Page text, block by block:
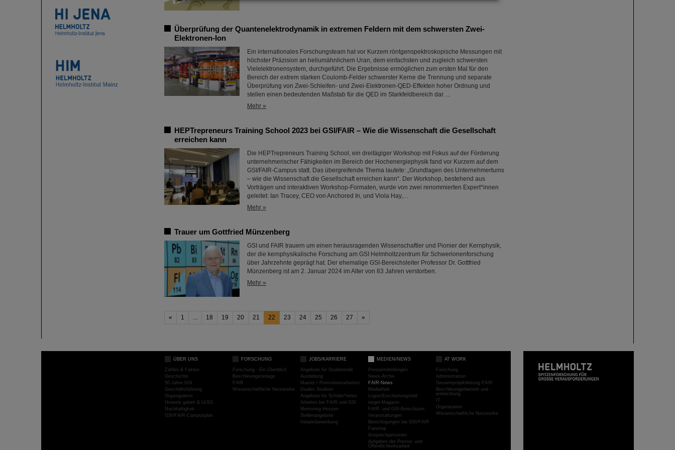
Überprüfung der Quantenelektrodynamik in extremen Feldern mit dem schwersten Zwei-
Elektronen-Ion
Ein internationales Forschungsteam hat vor Kurzem röntgenspektroskopische Messungen mit
höchster Präzision an heliumähnlichem Uran, dem einfachsten und zugleich schwersten
Vielelektronensystem, durchgeführt. Die Ergebnisse ermöglichen zum ersten Mal für den
Bereich der extrem starken Coulomb-Felder schwerster Kerne die Trennung und separate
Überprüfung von Zwei-Schleifen- und Zwei-Elektronen-QED-Effekten hoher Ordnung und
stellen einen bedeutenden Maßstab für die QED im Starkfeldbereich dar. ...
Mehr »
HEPTrepreneurs Training School 2023 bei GSI/FAIR – Wie die Wissenschaft die Gesellschaft
erreichen kann
Die HEPTrepreneurs Training School, ein dreitägiger Workshop mit Fokus auf der Förderung
unternehmerischer Fähigkeiten im Bereich der Hochenergiephysik fand vor Kurzem auf dem
GSI/FAIR-Campus statt. Das übergreifende Thema lautete: „Grundlagen des Unternehmertums
– wie die Wissenschaft die Gesellschaft erreichen kann“. Der Workshop, bestehend aus
Vorträgen und interaktiven Workshop-Formaten, wurde von zwei renommierten Expert*innen
geleitet: Ian Tracey, CEO von Anchored In, und Viola Hay,…
Mehr »
Trauer um Gottfried Münzenberg
GSI und FAIR trauern um einen herausragenden Wissenschaftler und Pionier der Kernphysik,
der die kernphysikalische Forschung am GSI Helmholtzzentrum für Schwerionenforschung
über Jahrzehnte geprägt hat. Der ehemalige GSI-Bereichsleiter Professor Dr. Gottfried
Münzenberg ist am 2. Januar 2024 im Alter von 83 Jahren verstorben.
Mehr »
« 1 ... 18 19 20 21 22 23 24 25 26 27 »
ÜBER UNS
Zahlen & Fakten
Geschichte
50 Jahre GSI
Geschäftsführung
Organigramm
Hinweis geben & LkSG
Nachhaltigkeit
GSI/FAIR-Campusplan
FORSCHUNG
Forschung - Ein Überblick
Beschleunigeranlage
FAIR
Wissenschaftliche Netzwerke
JOBS/KARRIERE
Angebote für Studierende
Ausbildung
Master / Promotionsarbeiten
Duales Studium
Angebote für Schüler*innen
Arbeiten bei FAIR und GSI
Mentoring Hessen
Stellenangebote
Initiativbewerbung
MEDIEN/NEWS
Pressemitteilungen
News-Archiv
FAIR-News
Mediathek
Logos/Erscheinungsbild
target-Magazin
FAIR- und GSI-Broschüren
Veranstaltungen
Besichtigungen bei GSI/FAIR
Fanshop
Ansprechpersonen
Aufgaben der Presse- und
Öffentlichkeitsarbeit
AT WORK
Forschung
Administration
Gesamtprojektleitung FAIR
Beschleunigerbetrieb und -
entwicklung
IT
Organisation
Wissenschaftliche Netzwerke